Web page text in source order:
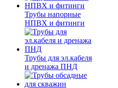
Трубы напорные
НПВХ и фитинги
Трубы для эл.кабеля
и дренажа ПНД